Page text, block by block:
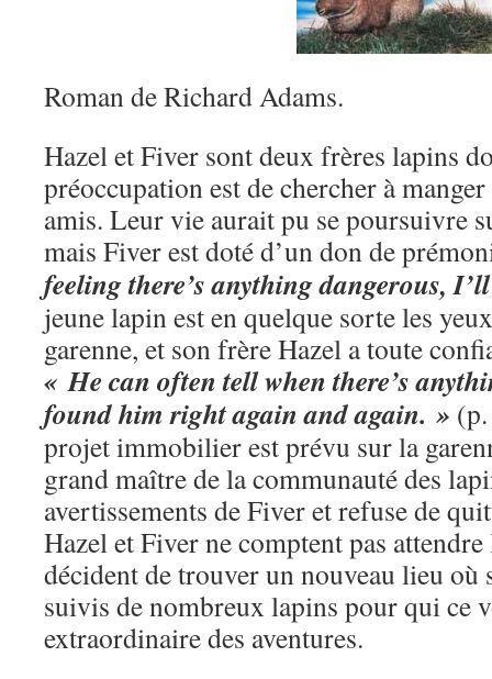
Roman de Richard Adams.
Hazel et Fiver sont deux frères lapins
préoccupation est de chercher à
amis. Leur vie aurait pu se poursuivre
mais Fiver est doté d’un don de
feeling there’s anything dangerous,
jeune lapin est en quelque sorte les
garenne, et son frère Hazel a toute
« He can often tell when there’s
found him right again and again. »
projet immobilier est prévu sur la
grand maître de la communauté des
avertissements de Fiver et refuse de
Hazel et Fiver ne comptent pas
décident de trouver un nouveau lieu où
suivis de nombreux lapins pour qui ce
extraordinaire des aventures.